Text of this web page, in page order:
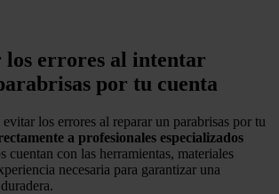
los errores al intentar
por tu cuenta
los errores al reparar un parabrisas por tu
a profesionales especializados
cuentan con las herramientas, materiales
necesaria para garantizar una